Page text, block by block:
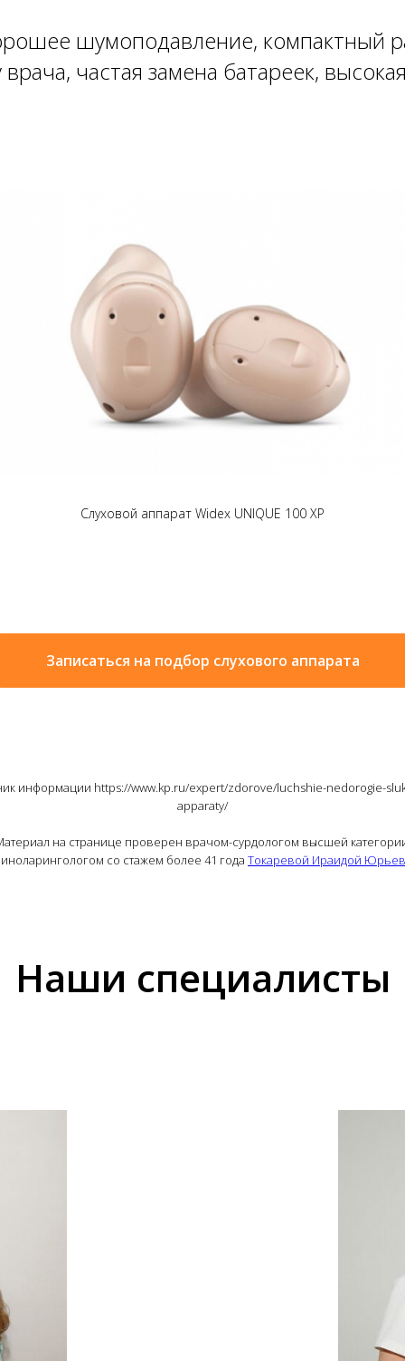
шумоподавление, компактный
частая замена батареек,
Слуховой аппарат Widex UNIQUE 100 XP
Записаться на подбор слухового аппарата
информации https://www.kp.ru/expert/zdorove/luchshie-nedorogie-
apparaty/
на странице проверен врачом-сурдологом высшей
со стажем более 41 года Токаревой Ираидой
Наши специалисты